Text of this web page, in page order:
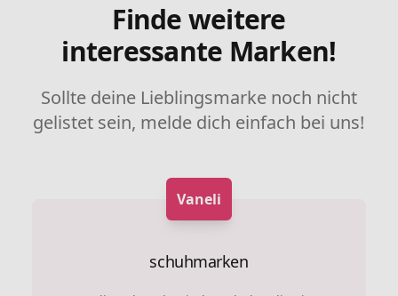
Finde weitere
interessante Marken!
Sollte deine Lieblingsmarke noch nicht
gelistet sein, melde dich einfach bei uns!
Vaneli
schuhmarken